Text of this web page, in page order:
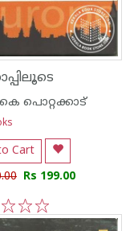
പൊറ്റക്കാട്‌
Cart
Rs 199.00
5
4
3